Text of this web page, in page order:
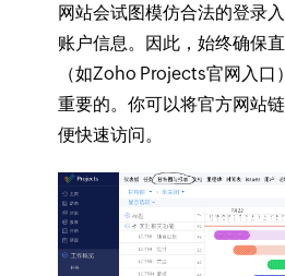
网站会试图模仿合法的登录
账户信息。因此，始终确保
（如Zoho Projects官网入口
重要的。你可以将官方网站
便快速访问。